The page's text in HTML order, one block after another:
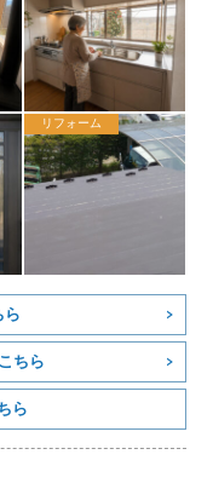
リフォーム
ら
ちら
ら